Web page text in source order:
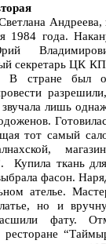
1984 года.
секретарь ЦК
В стране был
звучала лишь
тот самый
Купила ткань
фасон.
ателье.
но и
фату.
ресторане